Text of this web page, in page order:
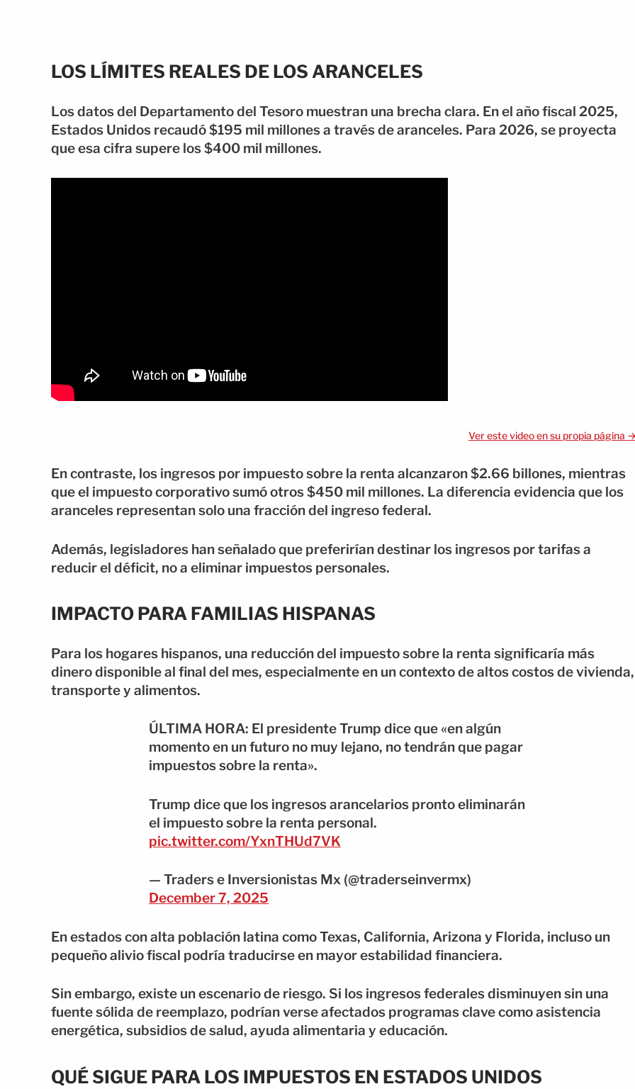
LOS LÍMITES REALES DE LOS ARANCELES
Los datos del Departamento del Tesoro muestran una brecha clara. En el año fiscal 2025,
Estados Unidos recaudó $195 mil millones a través de aranceles. Para 2026, se proyecta
que esa cifra supere los $400 mil millones.
Ver este video en su propia página
En contraste, los ingresos por impuesto sobre la renta alcanzaron $2.66 billones, mientras
que el impuesto corporativo sumó otros $450 mil millones. La diferencia evidencia que los
aranceles representan solo una fracción del ingreso federal.
Además, legisladores han señalado que preferirían destinar los ingresos por tarifas a
reducir el déficit, no a eliminar impuestos personales.
IMPACTO PARA FAMILIAS HISPANAS
Para los hogares hispanos, una reducción del impuesto sobre la renta significaría más
dinero disponible al final del mes, especialmente en un contexto de altos costos de vivienda,
transporte y alimentos.
ÚLTIMA HORA: El presidente Trump dice que «en algún
momento en un futuro no muy lejano, no tendrán que pagar
impuestos sobre la renta».
Trump dice que los ingresos arancelarios pronto eliminarán
el impuesto sobre la renta personal.
pic.twitter.com/YxnTHUd7VK
— Traders e Inversionistas Mx (@traderseinvermx)
December 7, 2025
En estados con alta población latina como Texas, California, Arizona y Florida, incluso un
pequeño alivio fiscal podría traducirse en mayor estabilidad financiera.
Sin embargo, existe un escenario de riesgo. Si los ingresos federales disminuyen sin una
fuente sólida de reemplazo, podrían verse afectados programas clave como asistencia
energética, subsidios de salud, ayuda alimentaria y educación.
QUÉ SIGUE PARA LOS IMPUESTOS EN ESTADOS UNIDOS